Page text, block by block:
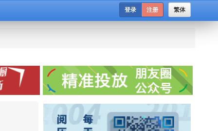
繁体
登录 注册